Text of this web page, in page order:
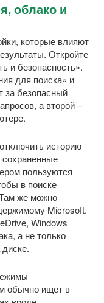
облако и
которые влияют
Откройте
и безопасность».
для поиска» и
за безопасный
а второй –
историю
сохраненные
пользуются
в поиске
же можно
Microsoft.
Windows
а не только
обычно ищет в